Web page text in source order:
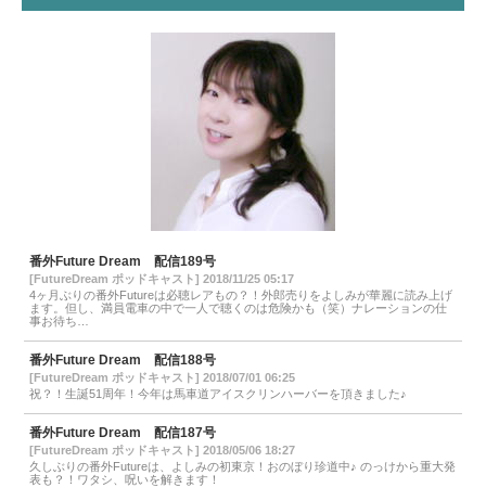
番外Future Dream 配信189号
[FutureDream ポッドキャスト] 2018/11/25 05:17
4ヶ月ぶりの番外Futureは必聴レアもの？！外郎売りをよしみが華麗に読み上げ
ます。但し、満員電車の中で一人で聴くのは危険かも（笑）ナレーションの仕
事お待ち…
番外Future Dream 配信188号
[FutureDream ポッドキャスト] 2018/07/01 06:25
祝？！生誕51周年！今年は馬車道アイスクリンハーバーを頂きました♪
番外Future Dream 配信187号
[FutureDream ポッドキャスト] 2018/05/06 18:27
久しぶりの番外Futureは、よしみの初東京！おのぼり珍道中♪ のっけから重大発
表も？！ワタシ、呪いを解きます！